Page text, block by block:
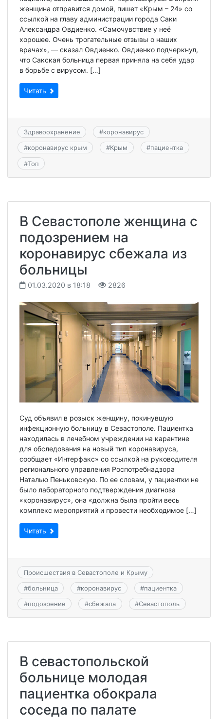
женщина отправится домой, пишет «Крым – 24» со
ссылкой на главу администрации города Саки
Александра Овдиенко. «Самочувствие у неё
хорошее. Очень трогательные отзывы о наших
врачах», — сказал Овдиенко. Овдиенко подчеркнул,
что Сакская больница первая приняла на себя удар
в борьбе с вирусом. […]
Читать
Здравоохранение #коронавирус
#коронавирус крым #Крым #пациентка
#Топ
В Севастополе женщина с
подозрением на
коронавирус сбежала из
больницы
01.03.2020 в 18:18 2826
Суд объявил в розыск женщину, покинувшую
инфекционную больницу в Севастополе. Пациентка
находилась в лечебном учреждении на карантине
для обследования на новый тип коронавируса,
сообщает «Интерфакс» со ссылкой на руководителя
регионального управления Роспотребнадзора
Наталью Пеньковскую. По ее словам, у пациентки не
было лабораторного подтверждения диагноза
«коронавирус», она «должна была пройти весь
комплекс мероприятий и провести необходимое […]
Читать
Происшествия в Севастополе и Крыму
#больница #коронавирус #пациентка
#подозрение #сбежала #Севастополь
В севастопольской
больнице молодая
пациентка обокрала
соседа по палате